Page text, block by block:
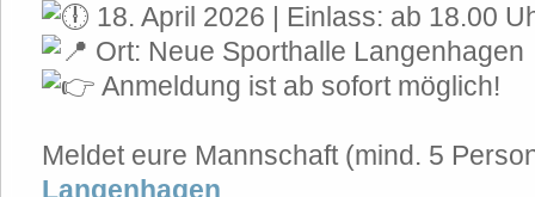
18. April 2026 | Einlass: ab 18.00
Ort: Neue Sporthalle Langenhagen
Anmeldung ist ab sofort möglich!
Meldet eure Mannschaft (mind. 5
Langenhagen